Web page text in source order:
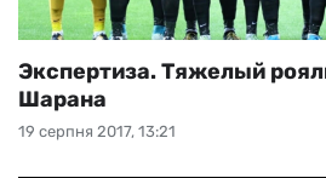
19 серпня 2017, 13:21
Экспертиза. Тяжелый
Шарана